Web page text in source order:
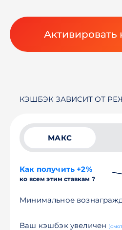
Активировать
КЭШБЭК ЗАВИСИТ ОТ
МАКС
Как получить +2%
ко всем этим ставкам ?
Минимальное
Ваш кэшбэк увеличен